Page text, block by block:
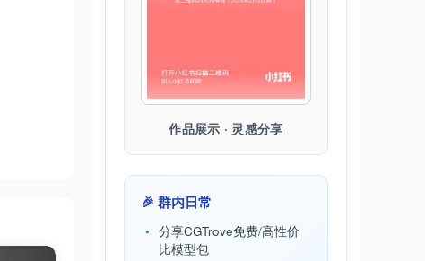
作品展示 · 灵感分享
🎉 群内日常
分享CGTrove免费/高性价
比模型包